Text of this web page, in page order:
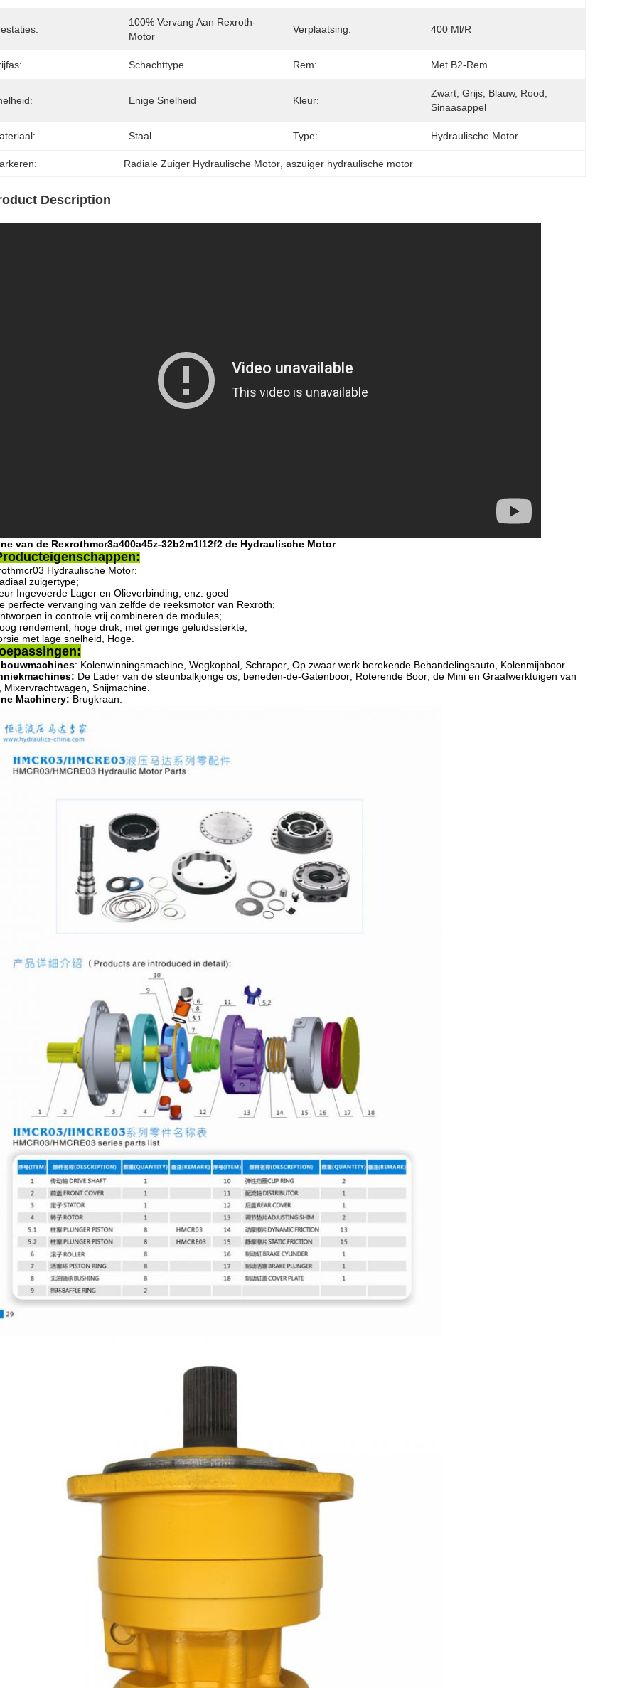
100% Vervang Aan Rexroth-
Motor
Verplaatsing: 400 Ml/r
Schachttype Rem: Met B2-Rem
Enige Snelheid Kleur:
Zwart, Grijs, Blauw, Rood,
Sinaasappel
Staal Type: Hydraulische Motor
Radiale Zuiger Hydraulische Motor , aszuiger hydraulische motor
Description
van de Rexrothmcr3a400a45z-32b2m1l12f2 de Hydraulische Motor
Hydraulische Motor:
zuigertype;
Ingevoerde Lager en Olieverbinding, enz. goed
perfecte vervanging van zelfde de reeksmotor van Rexroth;
in controle vrij combineren de modules;
rendement, hoge druk, met geringe geluidssterkte;
met lage snelheid, Hoge.
: Kolenwinningsmachine, Wegkopbal Schraper Op zwaar werk berekende Behandelingsauto Kolenmijnboor.
: De Lader van de steunbalkjonge os beneden-de-Gatenboor Roterende Boor de Mini en Graafwerktuigen van
Mixervrachtwagen, Snijmachine.
Machinery: Brugkraan.